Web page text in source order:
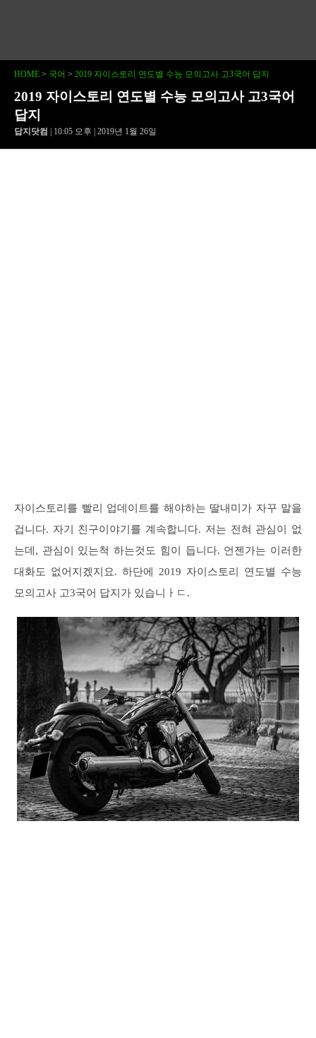
HOME > 국어 > 2019 자이스토리 연도별 수능 모의고사 고3국어 답지
2019 자이스토리 연도별 수능 모의고사 고3국어
답지
답지닷컴 | 10:05 오후 | 2019년 1월 26일
자이스토리를 빨리 업데이트를 해야하는 딸내미가 자꾸 말을
겁니다. 자기 친구이야기를 계속합니다. 저는 전혀 관심이 없
는데, 관심이 있는척 하는것도 힘이 듭니다. 언젠가는 이러한
대화도 없어지겠지요. 하단에 2019 자이스토리 연도별 수능
모의고사 고3국어 답지가 있습니ㅏㄷ.